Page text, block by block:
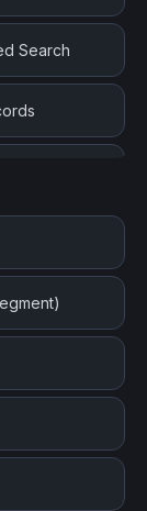
(SOAP)
Search